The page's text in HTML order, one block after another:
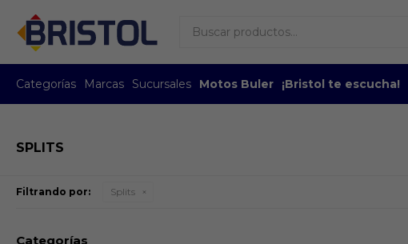
Categorías Marcas Sucursales Motos Buler ¡Bristol te escucha!
SPLITS
Filtrando por: Splits
Categorías